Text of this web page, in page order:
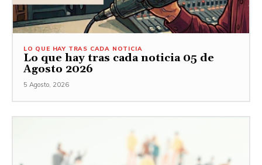
LO QUE HAY TRAS CADA NOTICIA
Lo que hay tras cada noticia 05 de
Agosto 2026
5 Agosto, 2026